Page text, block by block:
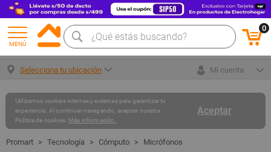
MENÚ
0
Selecciona tu ubicación Mi cuenta
Aceptar
Utilizamos cookies internas y externas para garantizar tu
experiencia. Al continuar navegando, aceptas nuestra
Política de cookies. Más información.
Tecnología Cómputo
Micrófonos